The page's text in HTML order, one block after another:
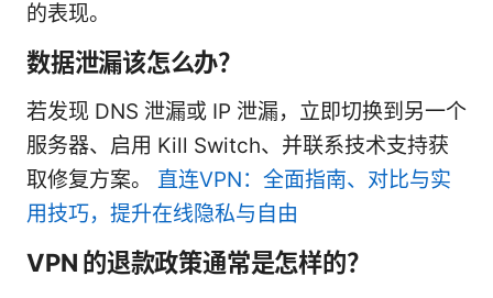
的表现。
数据泄漏该怎么办？
若发现 DNS 泄漏或 IP 泄漏，立即切换到另一个
服务器、启用 Kill Switch、并联系技术支持获
取修复方案。 直连VPN：全面指南、对比与实
用技巧，提升在线隐私与自由
VPN 的退款政策通常是怎样的？